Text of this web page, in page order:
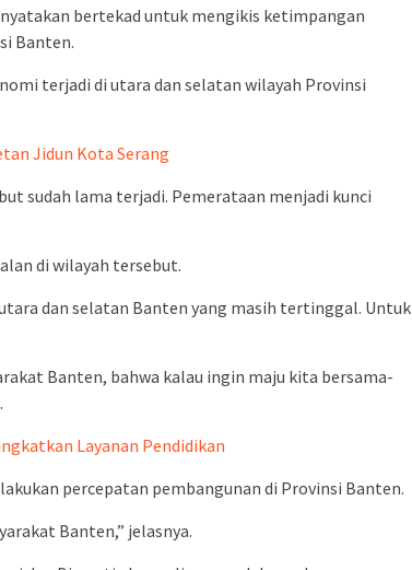
bertekad untuk mengikis ketimpangan
Banten.
terjadi di utara dan selatan wilayah Provinsi
Jidun Kota Serang
sudah lama terjadi. Pemerataan menjadi kunci
di wilayah tersebut.
dan selatan Banten yang masih tertinggal. Untuk
Banten, bahwa kalau ingin maju kita bersama-
Layanan Pendidikan
percepatan pembangunan di Provinsi Banten.
Banten,” jelasnya.